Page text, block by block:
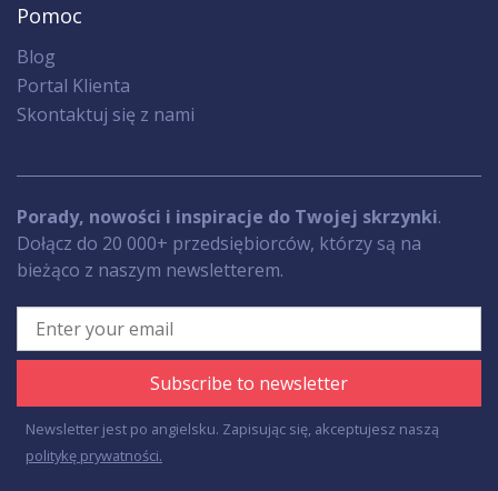
Pomoc
Blog
Portal Klienta
Skontaktuj się z nami
Porady, nowości i inspiracje do Twojej skrzynki.
Dołącz do 20 000+ przedsiębiorców, którzy są na
bieżąco z naszym newsletterem.
Subscribe to newsletter
Newsletter jest po angielsku. Zapisując się, akceptujesz naszą
politykę prywatności.